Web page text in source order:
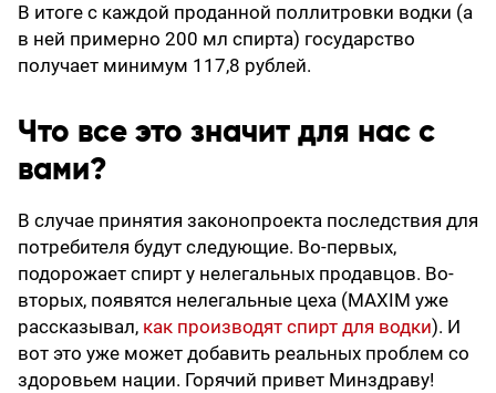
В итоге с каждой проданной поллитровки водки (а
в ней примерно 200 мл спирта) государство
получает минимум 117,8 рублей.
Что все это значит для нас с
вами?
В случае принятия законопроекта последствия для
потребителя будут следующие. Во-первых,
подорожает спирт у нелегальных продавцов. Во-
вторых, появятся нелегальные цеха (MAXIM уже
рассказывал, как производят спирт для водки). И
вот это уже может добавить реальных проблем со
здоровьем нации. Горячий привет Минздраву!